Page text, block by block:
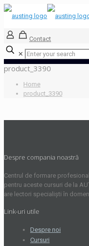
Contact
✕
product_3390
Home
product_3390
Despre compania noastră
Centrul de formare
pentru aceste cursuri de la
are lectori specialiști în
Link-uri utile
Despre noi
Cursuri